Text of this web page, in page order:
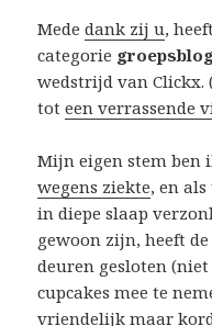
Mededank zij u,
categorie
wedstrijd van Clickx.
toteen verrassende
Mijn eigen stem ben
wegens ziekte, en
in diepe slaap
gewoon zijn, heeft
deuren gesloten
cupcakes mee te
vriendelijk maar